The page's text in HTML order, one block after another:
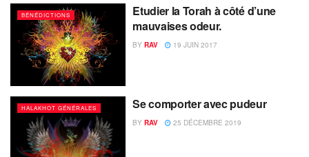
BÉNÉDICTIONS
Etudier la Torah à côté d’une
mauvaises odeur.
BY RAV 19 JUIN 2017
HALAKHOT GÉNÉRALES Se comporter avec pudeur
BY RAV 25 DÉCEMBRE 2019